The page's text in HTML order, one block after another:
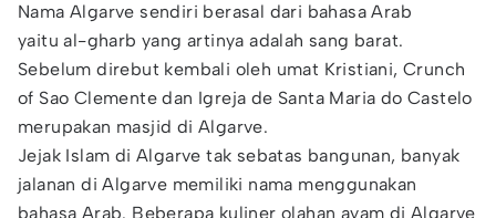
Nama Algarve sendiri berasal dari bahasa Arab
yaitu al-gharb yang artinya adalah sang barat.
Sebelum direbut kembali oleh umat Kristiani, Crunch
of Sao Clemente dan Igreja de Santa Maria do Castelo
merupakan masjid di Algarve.
Jejak Islam di Algarve tak sebatas bangunan, banyak
jalanan di Algarve memiliki nama menggunakan
bahasa Arab. Beberapa kuliner olahan ayam di Algarve